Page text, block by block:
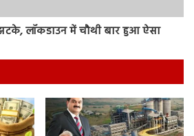
लॉकडाउन में चौथी बार हुआ ऐसा